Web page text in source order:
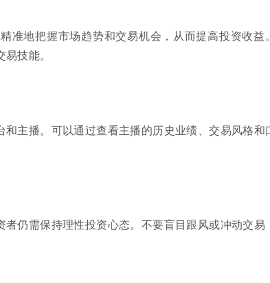
准地把握市场趋势和交易机会，从而提高投资收益
技能。
主播。可以通过查看主播的历史业绩、交易风格和
仍需保持理性投资心态。不要盲目跟风或冲动交易